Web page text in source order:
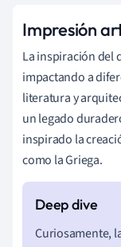
Impresión
La inspiración del
impactando a
literatura y
un legado
inspirado la
como la Griega.
Curiosamente,